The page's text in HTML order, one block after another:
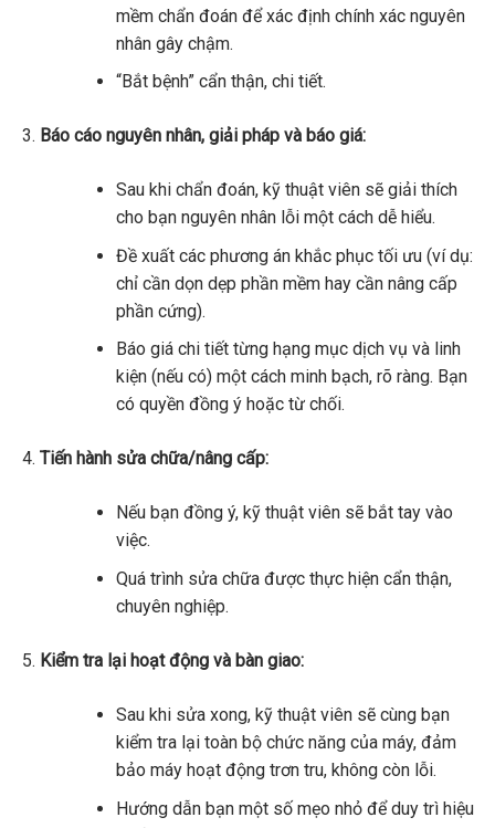
mềm chẩn đoán để xác định chính xác nguyên
nhân gây chậm.
“Bắt bệnh” cẩn thận, chi tiết.
Báo cáo nguyên nhân, giải pháp và báo giá:
Sau khi chẩn đoán, kỹ thuật viên sẽ giải thích
cho bạn nguyên nhân lỗi một cách dễ hiểu.
Đề xuất các phương án khắc phục tối ưu (ví dụ:
chỉ cần dọn dẹp phần mềm hay cần nâng cấp
phần cứng).
Báo giá chi tiết từng hạng mục dịch vụ và linh
kiện (nếu có) một cách minh bạch, rõ ràng. Bạn
có quyền đồng ý hoặc từ chối.
Tiến hành sửa chữa/nâng cấp:
Nếu bạn đồng ý, kỹ thuật viên sẽ bắt tay vào
việc.
Quá trình sửa chữa được thực hiện cẩn thận,
chuyên nghiệp.
Kiểm tra lại hoạt động và bàn giao:
Sau khi sửa xong, kỹ thuật viên sẽ cùng bạn
kiểm tra lại toàn bộ chức năng của máy, đảm
bảo máy hoạt động trơn tru, không còn lỗi.
Hướng dẫn bạn một số mẹo nhỏ để duy trì hiệu